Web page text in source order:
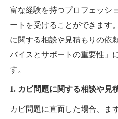
富な経験を持つプロフェッシ
ートを受けることができます
に関する相談や見積もりの依
バイスとサポートの重要性」
す。
1. カビ問題に関する相談や見
カビ問題に直面した場合、ま